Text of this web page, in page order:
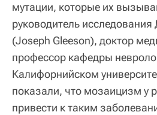
мутации, которые их
руководитель
(Joseph Gleeson), доктор
профессор кафедры
Калифорнийском
показали, что мозаицизм у
привести к таким